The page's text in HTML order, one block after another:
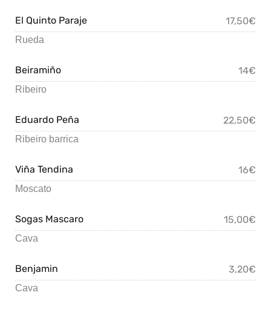
El Quinto Paraje 17,50€
Rueda
Beiramiño 14€
Ribeiro
Eduardo Peña 22,50€
Ribeiro barrica
Viña Tendina 16€
Moscato
Sogas Mascaro 15,00€
Cava
Benjamin 3,20€
Cava